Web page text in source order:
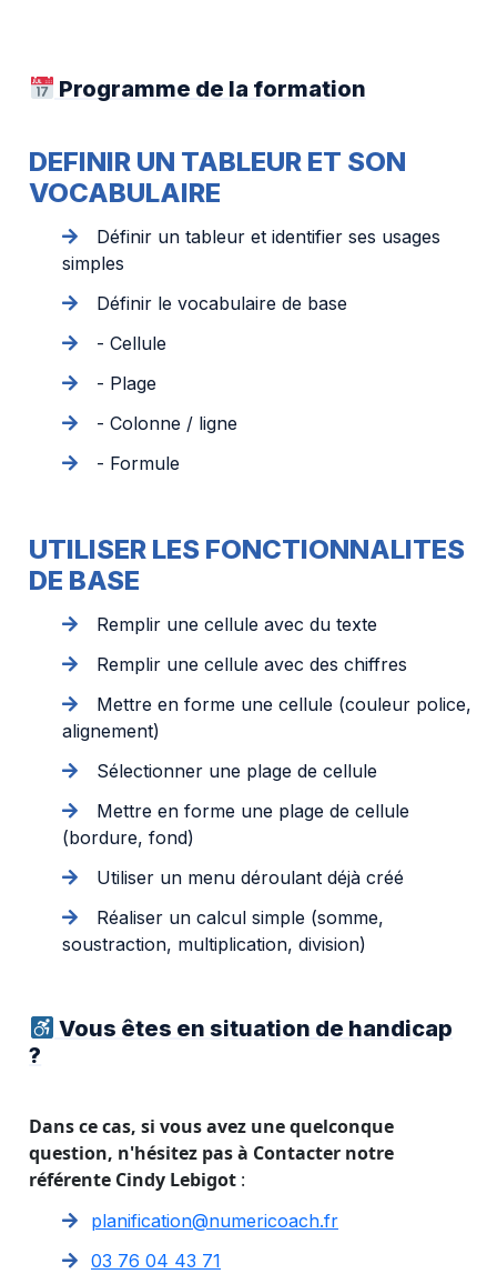
Programme de la formation
DEFINIR UN TABLEUR ET SON
VOCABULAIRE
Définir un tableur et identifier ses usages
simples
Définir le vocabulaire de base
- Cellule
- Plage
- Colonne / ligne
- Formule
UTILISER LES FONCTIONNALITES
DE BASE
Remplir une cellule avec du texte
Remplir une cellule avec des chiffres
Mettre en forme une cellule (couleur police,
alignement)
Sélectionner une plage de cellule
Mettre en forme une plage de cellule
(bordure, fond)
Utiliser un menu déroulant déjà créé
Réaliser un calcul simple (somme,
soustraction, multiplication, division)
Vous êtes en situation de handicap
?
Dans ce cas, si vous avez une quelconque
question, n'hésitez pas à Contacter notre
référente Cindy Lebigot :
planification@numericoach.fr
03 76 04 43 71